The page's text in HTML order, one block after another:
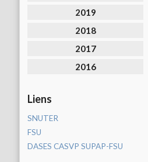
2019
2018
2017
2016
Liens
SNUTER
FSU
DASES CASVP SUPAP-FSU